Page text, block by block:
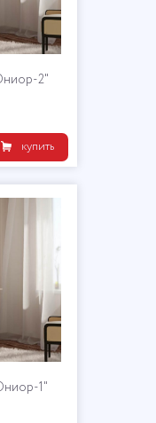
2"
купить
1"